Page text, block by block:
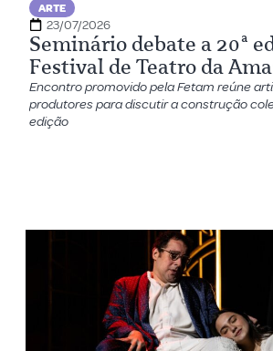
ARTE
23/07/2026
Seminário debate a 20ª
Festival de Teatro da
Encontro promovido pela Fetam reúne
produtores para discutir a construção
edição